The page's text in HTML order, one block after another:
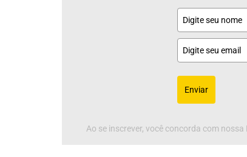
Enviar
Ao se inscrever, você concorda com